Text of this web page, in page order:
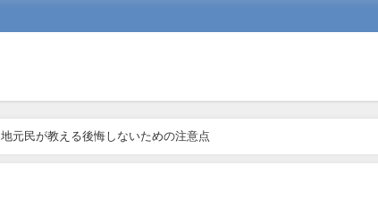
元民が教える後悔しないための注意点